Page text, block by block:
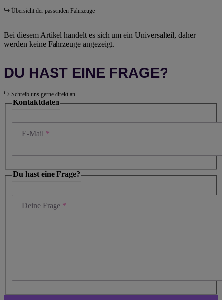
Übersicht der passenden Fahrzeuge
Bei diesem Artikel handelt es sich um ein Universalteil, daher
werden keine Fahrzeuge angezeigt.
DU HAST EINE FRAGE?
Schreib uns gerne direkt an
Kontaktdaten
E-Mail
Du hast eine Frage?
Deine Frage